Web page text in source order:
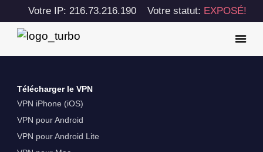
Votre IP: 216.73.216.190 Votre statut: EXPOSÉ!
Télécharger le VPN
VPN iPhone (iOS)
VPN pour Android
VPN pour Android Lite